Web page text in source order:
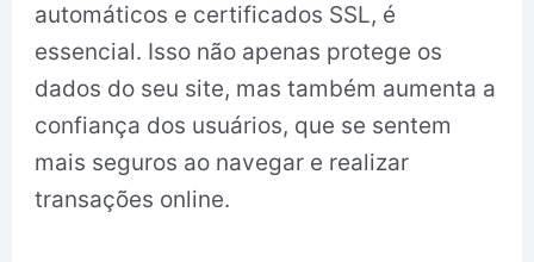
automáticos e certificados SSL, é
essencial. Isso não apenas protege os
dados do seu site, mas também aumenta a
confiança dos usuários, que se sentem
mais seguros ao navegar e realizar
transações online.